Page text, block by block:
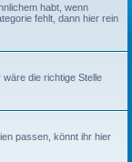
habt, wenn
fehlt, dann hier rein
die richtige Stelle
passen, könnt ihr hier